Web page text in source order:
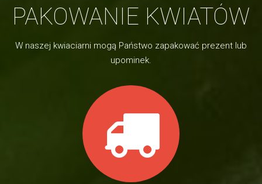
PAKOWANIE KWIATÓW
W naszej kwiaciarni mogą Państwo zapakować prezent lub
upominek.